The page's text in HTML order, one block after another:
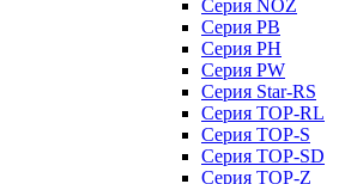
Серия NOZ
Серия PB
Серия PH
Серия PW
Серия Star-RS
Серия TOP-RL
Серия TOP-S
Серия TOP-SD
Серия TOP-Z